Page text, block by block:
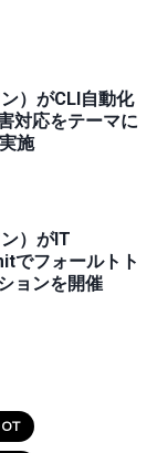
）がCLI自動化
対応をテーマに
施
）がIT
でフォールトト
ョンを開催